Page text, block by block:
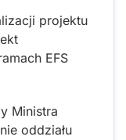
projektu
EFS
Ministra
oddziału